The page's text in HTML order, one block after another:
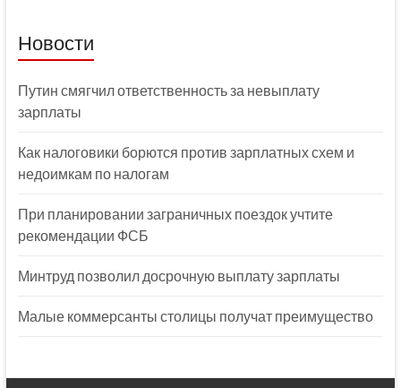
Новости
Путин смягчил ответственность за невыплату
зарплаты
Как налоговики борются против зарплатных схем и
недоимкам по налогам
При планировании заграничных поездок учтите
рекомендации ФСБ
Минтруд позволил досрочную выплату зарплаты
Малые коммерсанты столицы получат преимущество